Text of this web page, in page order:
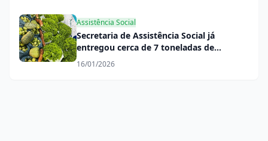
Assistência Social
Secretaria de Assistência Social já
entregou cerca de 7 toneladas de
alimentos do PAA no início de 2026
16/01/2026